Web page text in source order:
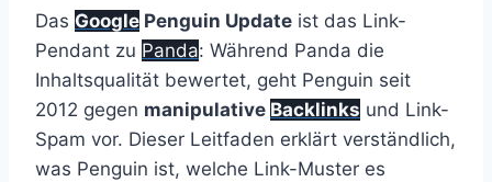
Das Google Penguin Update ist das Link-
Pendant zu Panda: Während Panda die
Inhaltsqualität bewertet, geht Penguin seit
2012 gegen manipulative Backlinks und Link-
Spam vor. Dieser Leitfaden erklärt verständlich,
was Penguin ist, welche Link-Muster es